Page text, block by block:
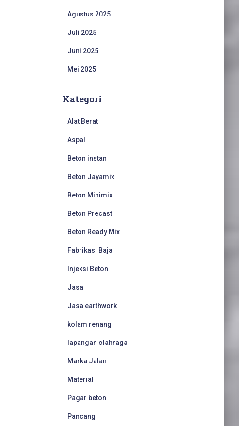
Agustus 2025
Juli 2025
Juni 2025
Mei 2025
Kategori
Alat Berat
Aspal
Beton instan
Beton Jayamix
Beton Minimix
Beton Precast
Beton Ready Mix
Fabrikasi Baja
Injeksi Beton
Jasa
Jasa earthwork
kolam renang
lapangan olahraga
Marka Jalan
Material
Pagar beton
Pancang